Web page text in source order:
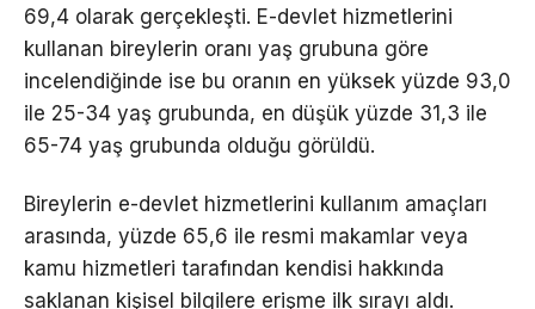
69,4 olarak gerçekleşti. E-devlet hizmetlerini
kullanan bireylerin oranı yaş grubuna göre
incelendiğinde ise bu oranın en yüksek yüzde 93,0
ile 25-34 yaş grubunda, en düşük yüzde 31,3 ile
65-74 yaş grubunda olduğu görüldü.
Bireylerin e-devlet hizmetlerini kullanım amaçları
arasında, yüzde 65,6 ile resmi makamlar veya
kamu hizmetleri tarafından kendisi hakkında
saklanan kişisel bilgilere erişme ilk sırayı aldı.